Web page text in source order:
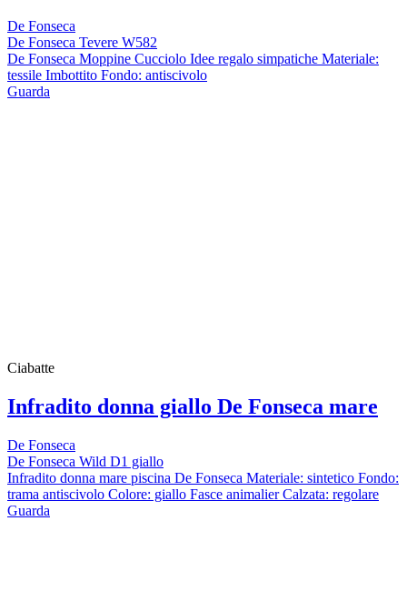
De Fonseca
De Fonseca Tevere W582
De Fonseca Moppine Cucciolo Idee regalo simpatiche Materiale:
tessile Imbottito Fondo: antiscivolo
Guarda
Ciabatte
Infradito donna giallo De Fonseca mare
De Fonseca
De Fonseca Wild D1 giallo
Infradito donna mare piscina De Fonseca Materiale: sintetico Fondo:
trama antiscivolo Colore: giallo Fasce animalier Calzata: regolare
Guarda